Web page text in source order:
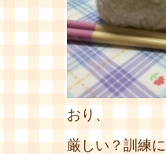
おり、
厳しい？訓練